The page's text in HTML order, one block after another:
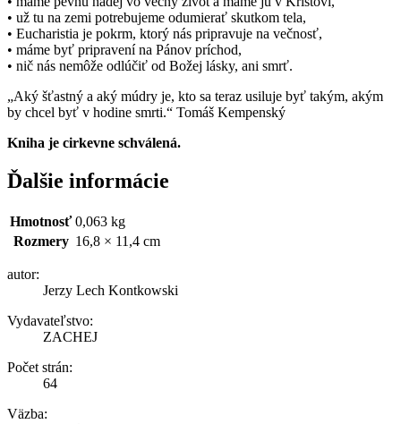
• už tu na zemi potrebujeme odumierať skutkom tela,
• Eucharistia je pokrm, ktorý nás pripravuje na večnosť,
• máme byť pripravení na Pánov príchod,
• nič nás nemôže odlúčiť od Božej lásky, ani smrť.
„Aký šťastný a aký múdry je, kto sa teraz usiluje byť takým, akým
by chcel byť v hodine smrti.“ Tomáš Kempenský
Kniha je cirkevne schválená.
Ďalšie informácie
Hmotnosť 0,063 kg
Rozmery 16,8 × 11,4 cm
autor:
Jerzy Lech Kontkowski
Vydavateľstvo:
ZACHEJ
Počet strán:
64
Väzba: